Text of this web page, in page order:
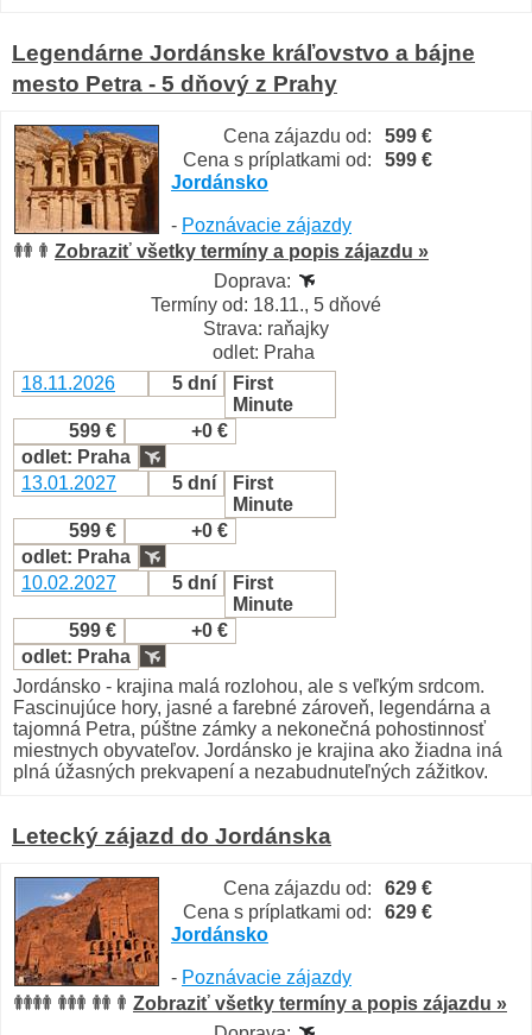
Legendárne Jordánske kráľovstvo a bájne
mesto Petra - 5 dňový z Prahy
Cena zájazdu od:
599 €
Cena s príplatkami od:
599 €
Jordánsko
- Poznávacie zájazdy
Zobraziť všetky termíny a popis zájazdu »
Doprava:
Termíny od: 18.11., 5 dňové
Strava: raňajky
odlet: Praha
18.11.2026
5 dní
First
Minute
599 €
+0 €
odlet: Praha
13.01.2027
5 dní
First
Minute
599 €
+0 €
odlet: Praha
10.02.2027
5 dní
First
Minute
599 €
+0 €
odlet: Praha
Jordánsko - krajina malá rozlohou, ale s veľkým srdcom.
Fascinujúce hory, jasné a farebné zároveň, legendárna a
tajomná Petra, púštne zámky a nekonečná pohostinnosť
miestnych obyvateľov. Jordánsko je krajina ako žiadna iná
plná úžasných prekvapení a nezabudnuteľných zážitkov.
Letecký zájazd do Jordánska
Cena zájazdu od:
629 €
Cena s príplatkami od:
629 €
Jordánsko
- Poznávacie zájazdy
Zobraziť všetky termíny a popis zájazdu »